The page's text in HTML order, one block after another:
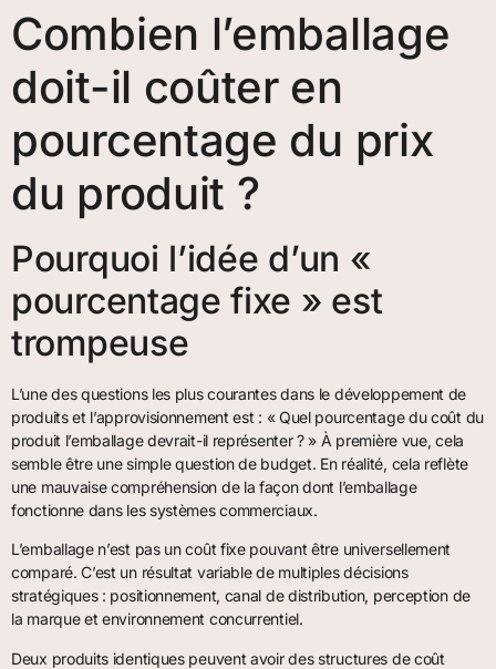
Combien l’emballage
doit-il coûter en
pourcentage du prix
du produit ?
Pourquoi l’idée d’un «
pourcentage fixe » est
trompeuse
L’une des questions les plus courantes dans le développement de
produits et l’approvisionnement est : « Quel pourcentage du coût du
produit l’emballage devrait-il représenter ? » À première vue, cela
semble être une simple question de budget. En réalité, cela reflète
une mauvaise compréhension de la façon dont l’emballage
fonctionne dans les systèmes commerciaux.
L’emballage n’est pas un coût fixe pouvant être universellement
comparé. C’est un résultat variable de multiples décisions
stratégiques : positionnement, canal de distribution, perception de
la marque et environnement concurrentiel.
Deux produits identiques peuvent avoir des structures de coût